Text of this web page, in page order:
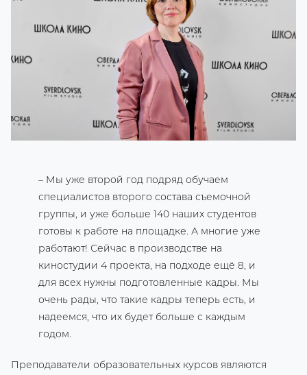
– Мы уже второй год подряд обучаем
специалистов второго состава съемочной
группы, и уже больше 140 наших студентов
готовы к работе на площадке. А многие уже
работают! Сейчас в производстве на
киностудии 4 проекта, на подходе ещё 8, и
для всех нужны подготовленные кадры. Мы
очень рады, что такие кадры теперь есть, и
надеемся, что их будет больше с каждым
годом.
Преподаватели образовательных курсов являются